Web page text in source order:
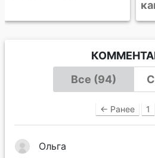
Все (94)
← Ранее 1
Ольга